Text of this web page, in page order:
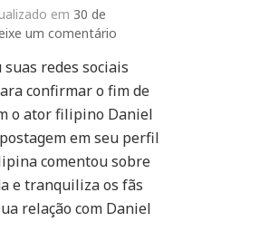
em 30 de
um comentárioem
Bernardo
confirma
fim
relacionamento
com
Daniel
Padilla
redes sociais
confirmar o fim de
o ator filipino Daniel
em seu perfil
comentou sobre
e tranquiliza os fãs
relação com Daniel